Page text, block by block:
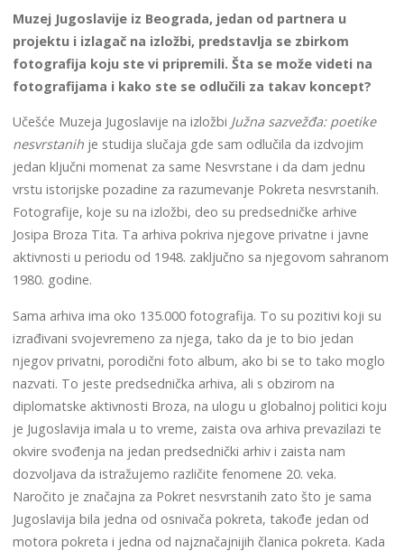
Muzej Jugoslavije iz Beograda, jedan od partnera u
projektu i izlagač na izložbi, predstavlja se zbirkom
fotografija koju ste vi pripremili. Šta se može videti na
fotografijama i kako ste se odlučili za takav koncept?
Učešće Muzeja Jugoslavije na izložbi Južna sazvežđa: poetike
nesvrstanih je studija slučaja gde sam odlučila da izdvojim
jedan ključni momenat za same Nesvrstane i da dam jednu
vrstu istorijske pozadine za razumevanje Pokreta nesvrstanih.
Fotografije, koje su na izložbi, deo su predsedničke arhive
Josipa Broza Tita. Ta arhiva pokriva njegove privatne i javne
aktivnosti u periodu od 1948. zaključno sa njegovom sahranom
1980. godine.
Sama arhiva ima oko 135.000 fotografija. To su pozitivi koji su
izrađivani svojevremeno za njega, tako da je to bio jedan
njegov privatni, porodični foto album, ako bi se to tako moglo
nazvati. To jeste predsednička arhiva, ali s obzirom na
diplomatske aktivnosti Broza, na ulogu u globalnoj politici koju
je Jugoslavija imala u to vreme, zaista ova arhiva prevazilazi te
okvire svođenja na jedan predsednički arhiv i zaista nam
dozvoljava da istražujemo različite fenomene 20. veka.
Naročito je značajna za Pokret nesvrstanih zato što je sama
Jugoslavija bila jedna od osnivača pokreta, takođe jedan od
motora pokreta i jedna od najznačajnijih članica pokreta. Kada